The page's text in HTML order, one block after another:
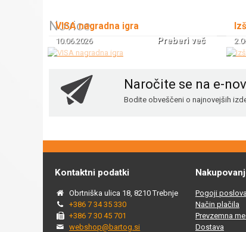
Novice
VISA nagradna igra
10.06.2026 Preberi več
Naročite se na e-
Bodite obveščeni o najnovejših
Kontaktni podatki
Obrtniška ulica 18, 8210 Trebnje
+386 7 34 35 330
+386 7 30 45 701
webshop@bartog.si
Pogoji
Način plačila
Prevzemna
Dostava